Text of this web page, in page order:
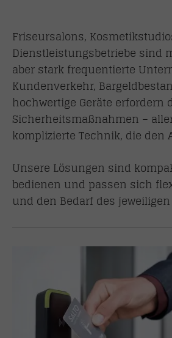
Friseursalons,
Dienstleistungsbetriebe sind
aber stark frequentierte
Kundenverkehr,
hochwertige Geräte erfordern
Sicherheitsmaßnahmen –
komplizierte Technik, die den
Unsere Lösungen sind
bedienen und passen sich
und den Bedarf des